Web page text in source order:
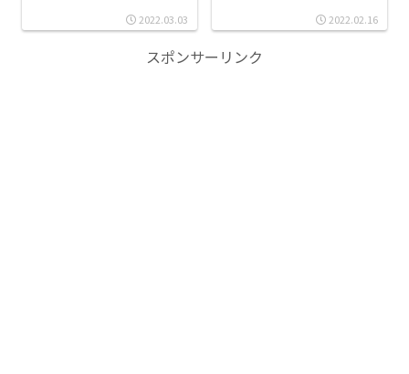
2022.03.03 2022.02.16
スポンサーリンク